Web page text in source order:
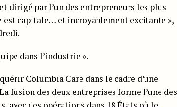
dirigé par l’un des entrepreneurs les plus
capitale… et incroyablement excitante »,
dans l’industrie ».
Columbia Care dans le cadre d’une
fusion des deux entreprises forme l’une des
avec des opérations dans 18 États où le